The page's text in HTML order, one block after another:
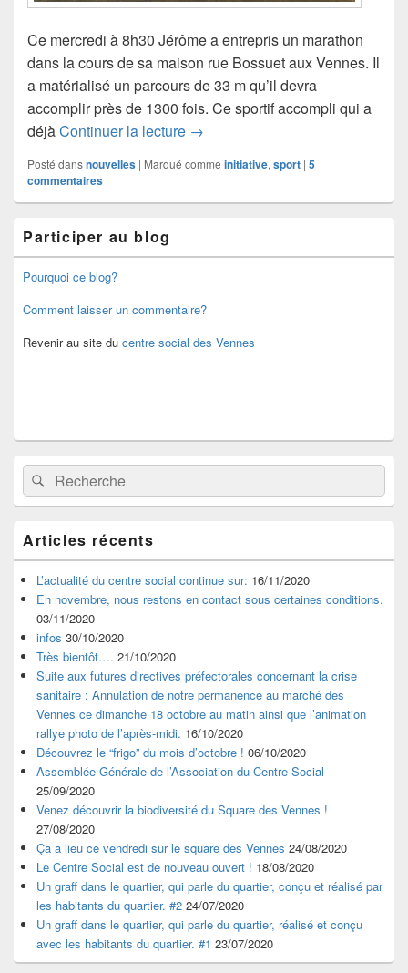
Ce mercredi à 8h30 Jérôme a entrepris un marathon
dans la cours de sa maison rue Bossuet aux Vennes. Il
a matérialisé un parcours de 33 m qu’il devra
accomplir près de 1300 fois. Ce sportif accompli qui a
déjàContinuer la lecture Objectif marathon !!! ce mercredi
→
Posté dansnouvelles | Marqué comme initiative, sport | 5
commentaires
principale
de
widget
latérale
Participer au blog
Pourquoi ce blog?
Comment laisser un commentaire?
Revenir au site du centre social des Vennes
Recherche :Rechercher
Articles récents
L’actualité du centre social continue sur: 16/11/2020
En novembre, nous restons en contact sous certaines conditions.
03/11/2020
infos 30/10/2020
Très bientôt…. 21/10/2020
Suite aux futures directives préfectorales concernant la crise
sanitaire : Annulation de notre permanence au marché des
Vennes ce dimanche 18 octobre au matin ainsi que l’animation
rallye photo de l’après-midi. 16/10/2020
Découvrez le “frigo” du mois d’octobre ! 06/10/2020
Assemblée Générale de l’Association du Centre Social
25/09/2020
Venez découvrir la biodiversité du Square des Vennes !
27/08/2020
Ça a lieu ce vendredi sur le square des Vennes 24/08/2020
Le Centre Social est de nouveau ouvert ! 18/08/2020
Un graff dans le quartier, qui parle du quartier, conçu et réalisé par
les habitants du quartier. #2 24/07/2020
Un graff dans le quartier, qui parle du quartier, réalisé et conçu
avec les habitants du quartier. #1 23/07/2020